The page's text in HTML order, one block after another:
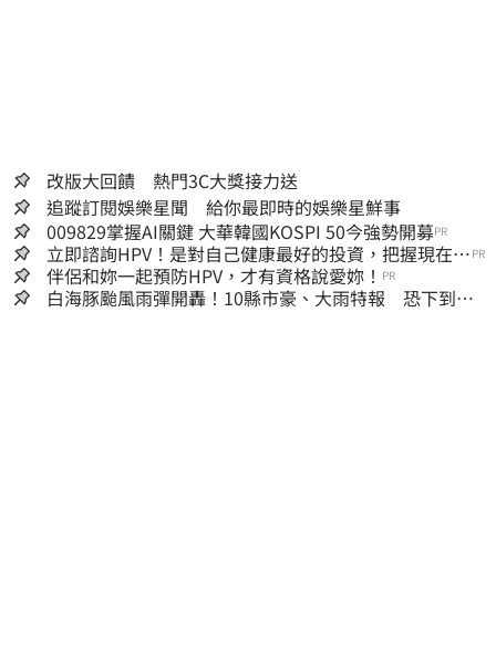
改版大回饋 熱門3C大獎接力送
追蹤訂閱娛樂星聞 給你最即時的娛樂星鮮事
009829掌握AI關鍵 大華韓國KOSPI 50今強勢開募PR
立即諮詢HPV！是對自己健康最好的投資，把握現在不
嫌晚！
PR
伴侶和妳一起預防HPV，才有資格說愛妳！ PR
白海豚颱風雨彈開轟！10縣市豪、大雨特報 恐下到明